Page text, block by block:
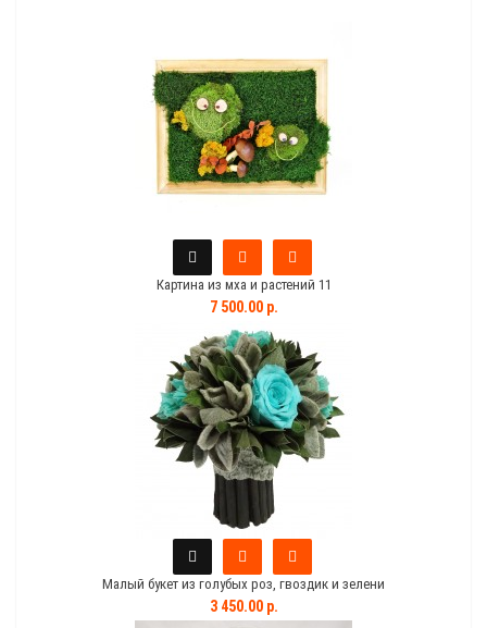
Картина из мха и растений 11
7 500.00 р.
Малый букет из голубых роз, гвоздик и зелени
3 450.00 р.